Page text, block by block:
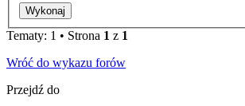
Tematy: 1 • Strona 1 z 1
Wróć do wykazu forów
Przejdź do